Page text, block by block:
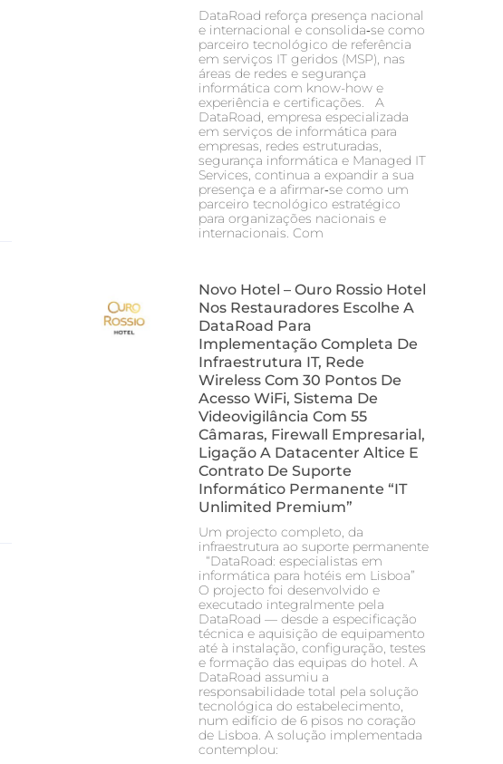
DataRoad reforça presença nacional
e internacional e consolida‑se como
parceiro tecnológico de referência
em serviços IT geridos (MSP), nas
áreas de redes e segurança
informática com know-how e
experiência e certificações. A
DataRoad, empresa especializada
em serviços de informática para
empresas, redes estruturadas,
segurança informática e Managed IT
Services, continua a expandir a sua
presença e a afirmar‑se como um
parceiro tecnológico estratégico
para organizações nacionais e
internacionais. Com
Novo Hotel – Ouro Rossio Hotel
Nos Restauradores Escolhe A
DataRoad Para
Implementação Completa De
Infraestrutura IT, Rede
Wireless Com 30 Pontos De
Acesso WiFi, Sistema De
Videovigilância Com 55
Câmaras, Firewall Empresarial,
Ligação A Datacenter Altice E
Contrato De Suporte
Informático Permanente “IT
Unlimited Premium”
Um projecto completo, da
infraestrutura ao suporte permanente
“DataRoad: especialistas em
informática para hotéis em Lisboa”
O projecto foi desenvolvido e
executado integralmente pela
DataRoad — desde a especificação
técnica e aquisição de equipamento
até à instalação, configuração, testes
e formação das equipas do hotel. A
DataRoad assumiu a
responsabilidade total pela solução
tecnológica do estabelecimento,
num edifício de 6 pisos no coração
de Lisboa. A solução implementada
contemplou: